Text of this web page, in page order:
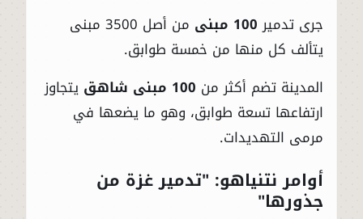
جرى تدمير100 مبنى
من أصل 3500 مبنى
يتألف كل منها من خمسة طوابق.
المدينة تضم أكثر من 100 مبنى شاهق
يتجاوز
ارتفاعها تسعة طوابق، وهو ما يضعها في
مرمى التهديدات.
أوامر نتنياهو: "تدمير غزة من
جذورها"